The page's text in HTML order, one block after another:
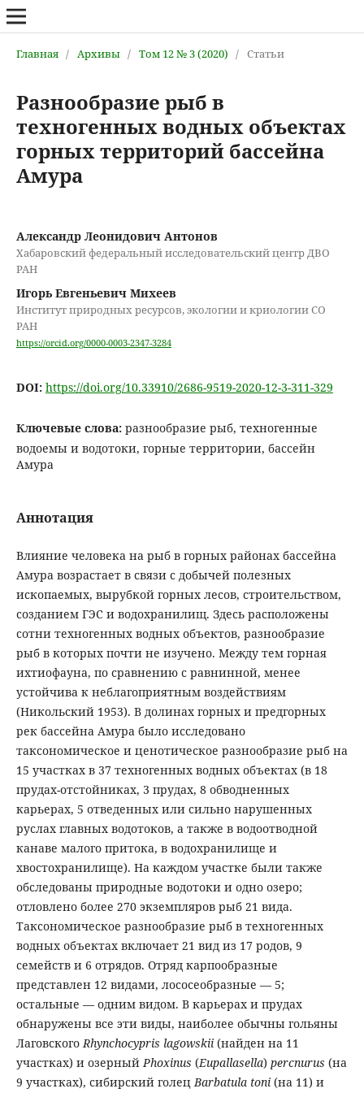
Главная / Архивы / Том 12 № 3 (2020) / Статьи
Разнообразие рыб в
техногенных водных объектах
горных территорий бассейна
Амура
Александр Леонидович Антонов
Хабаровский федеральный исследовательский центр ДВО
РАН
Игорь Евгеньевич Михеев
Институт природных ресурсов, экологии и криологии СО
РАН
https://orcid.org/0000-0003-2347-3284
DOI: https://doi.org/10.33910/2686-9519-2020-12-3-311-329
Ключевые слова: разнообразие рыб, техногенные
водоемы и водотоки, горные территории, бассейн
Амура
Аннотация
Влияние человека на рыб в горных районах бассейна
Амура возрастает в связи с добычей полезных
ископаемых, вырубкой горных лесов, строительством,
созданием ГЭС и водохранилищ. Здесь расположены
сотни техногенных водных объектов, разнообразие
рыб в которых почти не изучено. Между тем горная
ихтиофауна, по сравнению с равнинной, менее
устойчива к неблагоприятным воздействиям
(Никольский 1953). В долинах горных и предгорных
рек бассейна Амура было исследовано
таксономическое и ценотическое разнообразие рыб на
15 участках в 37 техногенных водных объектах (в 18
прудах-отстойниках, 3 прудах, 8 обводненных
карьерах, 5 отведенных или сильно нарушенных
руслах главных водотоков, а также в водоотводной
канаве малого притока, в водохранилище и
хвостохранилище). На каждом участке были также
обследованы природные водотоки и одно озеро;
отловлено более 270 экземпляров рыб 21 вида.
Таксономическое разнообразие рыб в техногенных
водных объектах включает 21 вид из 17 родов, 9
семейств и 6 отрядов. Отряд карпообразные
представлен 12 видами, лососеобразные — 5;
остальные — одним видом. В карьерах и прудах
обнаружены все эти виды, наиболее обычны гольяны
ЛаговскогоRhynchocypris lagowskii (найден на 11
участках) и озерныйPhoxinus (Eupallasella) percnurus (на
9 участках), сибирский голецBarbatula toni (на 11) и